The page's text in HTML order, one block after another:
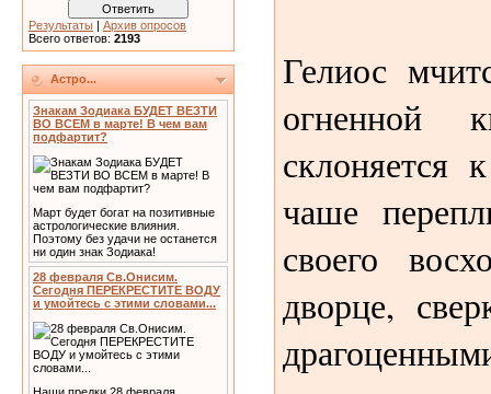
Результаты | Архив опросов
Всего ответов: 2193
Астро...
Знакам Зодиака БУДЕТ ВЕЗТИ
ВО ВСЕМ в марте! В чем вам
подфартит?
Март будет богат на позитивные
астрологические влияния.
Поэтому без удачи не останется
ни один знак Зодиака!
28 февраля Св.Онисим.
Сегодня ПЕРЕКРЕСТИТЕ ВОДУ
и умойтесь с этими словами...
Гелиос
огненной
склоняется
чаше
своего
дворце,